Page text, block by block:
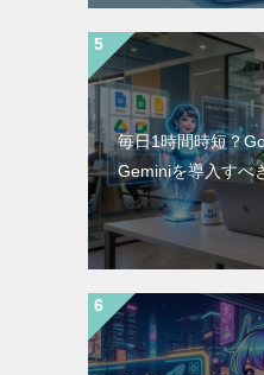
毎日1時間時短？
Geminiを導入すべ